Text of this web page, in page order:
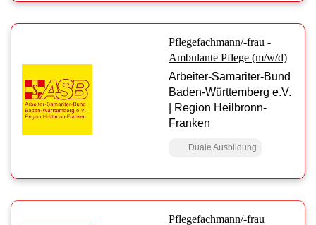
Pflegefachmann/-frau -
Ambulante Pflege (m/w/d)
Arbeiter-Samariter-Bund
Baden-Württemberg e.V.
| Region Heilbronn-
Franken
Duale Ausbildung
Pflegefachmann/-frau